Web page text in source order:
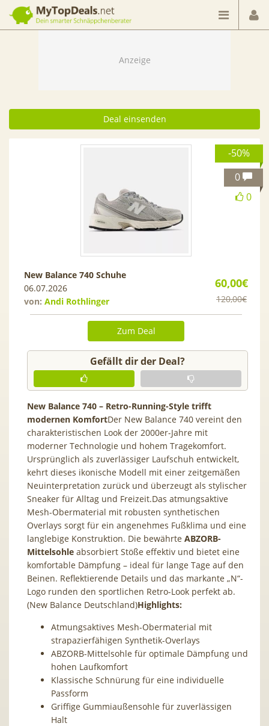
Dein smarter Schnäppchenberater
Deal einsenden
-50%
0
0
60,00€
120,00€
New Balance 740 Schuhe
06.07.2026
von: Andi Rothlinger
Zum Deal
Gefällt dir der Deal?
New Balance 740 – Retro-Running-Style trifft
modernen KomfortDer New Balance 740 vereint den
charakteristischen Look der 2000er-Jahre mit
moderner Technologie und hohem Tragekomfort.
Ursprünglich als zuverlässiger Laufschuh entwickelt,
kehrt dieses ikonische Modell mit einer zeitgemäßen
Neuinterpretation zurück und überzeugt als stylischer
Sneaker für Alltag und Freizeit.Das atmungsaktive
Mesh-Obermaterial mit robusten synthetischen
Overlays sorgt für ein angenehmes Fußklima und eine
langlebige Konstruktion. Die bewährte ABZORB-
Mittelsohle absorbiert Stöße effektiv und bietet eine
komfortable Dämpfung – ideal für lange Tage auf den
Beinen. Reflektierende Details und das markante „N“-
Logo runden den sportlichen Retro-Look perfekt ab.
(New Balance Deutschland)Highlights:
Atmungsaktives Mesh-Obermaterial mit
strapazierfähigen Synthetik-Overlays
ABZORB-Mittelsohle für optimale Dämpfung und
hohen Laufkomfort
Klassische Schnürung für eine individuelle
Passform
Griffige Gummiaußensohle für zuverlässigen
Halt